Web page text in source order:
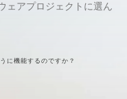
ェアプロジェクトに選ん
に機能するのですか？